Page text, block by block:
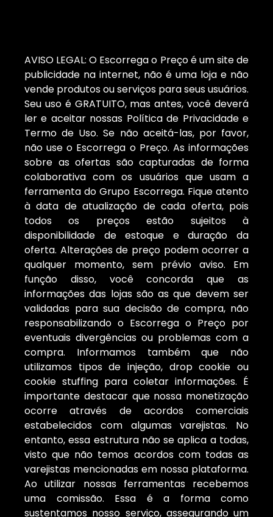
AVISO LEGAL: O Escorrega o Preço é um site de
publicidade na internet, não é uma loja e não
vende produtos ou serviços para seus usuários.
Seu uso é GRATUITO, mas antes, você deverá
ler e aceitar nossas Política de Privacidade e
Termo de Uso. Se não aceitá-las, por favor,
não use o Escorrega o Preço. As informações
sobre as ofertas são capturadas de forma
colaborativa com os usuários que usam a
ferramenta do Grupo Escorrega. Fique atento
à data de atualização de cada oferta, pois
todos os preços estão sujeitos à
disponibilidade de estoque e duração da
oferta. Alterações de preço podem ocorrer a
qualquer momento, sem prévio aviso. Em
função disso, você concorda que as
informações das lojas são as que devem ser
validadas para sua decisão de compra, não
responsabilizando o Escorrega o Preço por
eventuais divergências ou problemas com a
compra. Informamos também que não
utilizamos tipos de injeção, drop cookie ou
cookie stuffing para coletar informações. É
importante destacar que nossa monetização
ocorre através de acordos comerciais
estabelecidos com algumas varejistas. No
entanto, essa estrutura não se aplica a todas,
visto que não temos acordos com todas as
varejistas mencionadas em nossa plataforma.
Ao utilizar nossas ferramentas recebemos
uma comissão. Essa é a forma como
sustentamos nosso serviço, assegurando um